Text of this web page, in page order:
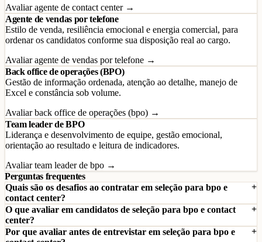
Avaliar agente de contact center →
Agente de vendas por telefone
Estilo de venda, resiliência emocional e energia comercial, para
ordenar os candidatos conforme sua disposição real ao cargo.
Avaliar agente de vendas por telefone →
Back office de operações (BPO)
Gestão de informação ordenada, atenção ao detalhe, manejo de
Excel e constância sob volume.
Avaliar back office de operações (bpo) →
Team leader de BPO
Liderança e desenvolvimento de equipe, gestão emocional,
orientação ao resultado e leitura de indicadores.
Avaliar team leader de bpo →
Perguntas frequentes
Quais são os desafios ao contratar em seleção para bpo e
contact center?
O que avaliar em candidatos de seleção para bpo e contact
center?
Por que avaliar antes de entrevistar em seleção para bpo e